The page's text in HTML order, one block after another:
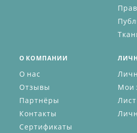
О КОМПАНИИ
О нас
Отзывы
Партнёры
Контакты
Сертификаты
Мои